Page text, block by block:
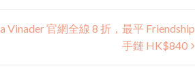
Vinader 官網全線 8 折，最平 Friendship
手鏈 HK$840